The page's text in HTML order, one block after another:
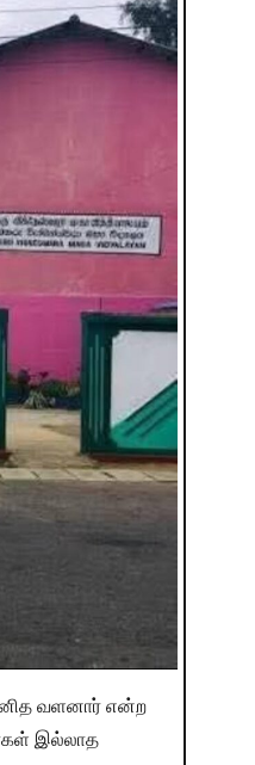
வளனார் என்ற
இல்லாத